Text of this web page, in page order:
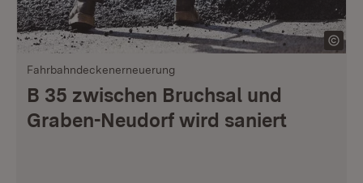
Fahrbahndeckenerneuerung
B 35 zwischen Bruchsal und
Graben-Neudorf wird saniert